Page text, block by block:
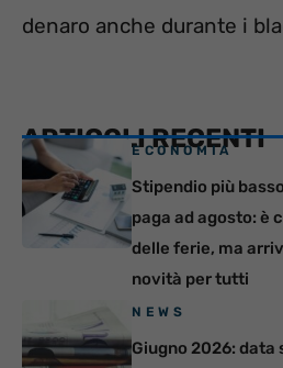
denaro anche durante i
ARTICOLI RECENTI
ECONOMIA
Stipendio più
paga ad agosto: è
delle ferie, ma
novità per tutti
NEWS
Giugno 2026: data